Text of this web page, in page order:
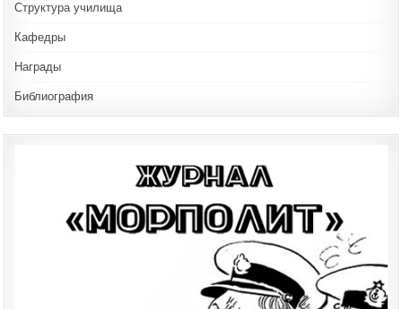
Структура училища
Кафедры
Награды
Библиография